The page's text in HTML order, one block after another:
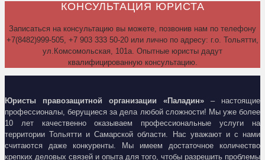
КОНСУЛЬТАЦИЯ ЮРИСТА
Записаться на консультацию вы можете, позвонив нам по телефону
+7(8482)999-505, +7 903 333 50-20 или лично по адресу: г.о. Тольятти,
ул.Комсомольская, 101а. Опытные юристы дадут
квалифицированную консультацию.
Юристы правозащитной организации «Паладин» – настоящие
профессионалы, берущиеся за дела любой сложности! Мы уже более
10 лет качественно оказываем профессиональные услуги на
территории Тольятти и Самарской области. Нас уважают и с нами
считаются даже конкуренты. Мы имеем достаточное количество
крепких деловых связей и опыта для того, чтобы разрешить проблемы